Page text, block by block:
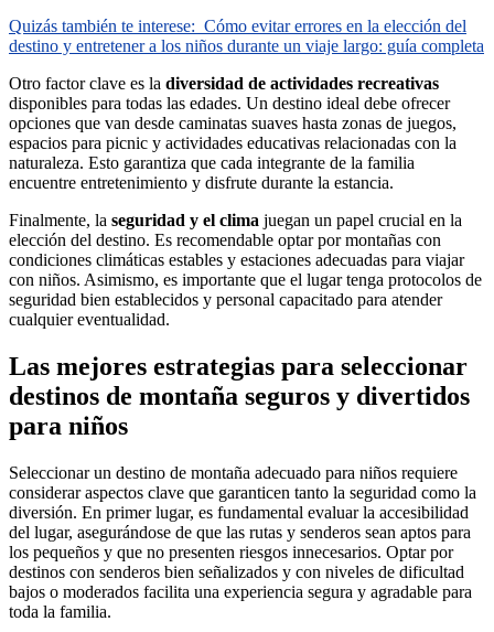
Quizás también te interese: Cómo evitar errores en la elección del
destino y entretener a los niños durante un viaje largo: guía completa
Otro factor clave es la diversidad de actividades recreativas
disponibles para todas las edades. Un destino ideal debe ofrecer
opciones que van desde caminatas suaves hasta zonas de juegos,
espacios para picnic y actividades educativas relacionadas con la
naturaleza. Esto garantiza que cada integrante de la familia
encuentre entretenimiento y disfrute durante la estancia.
Finalmente, la seguridad y el clima juegan un papel crucial en la
elección del destino. Es recomendable optar por montañas con
condiciones climáticas estables y estaciones adecuadas para viajar
con niños. Asimismo, es importante que el lugar tenga protocolos de
seguridad bien establecidos y personal capacitado para atender
cualquier eventualidad.
Las mejores estrategias para seleccionar
destinos de montaña seguros y divertidos
para niños
Seleccionar un destino de montaña adecuado para niños requiere
considerar aspectos clave que garanticen tanto la seguridad como la
diversión. En primer lugar, es fundamental evaluar la accesibilidad
del lugar, asegurándose de que las rutas y senderos sean aptos para
los pequeños y que no presenten riesgos innecesarios. Optar por
destinos con senderos bien señalizados y con niveles de dificultad
bajos o moderados facilita una experiencia segura y agradable para
toda la familia.